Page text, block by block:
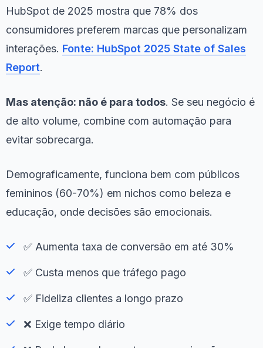
HubSpot de 2025 mostra que 78% dos
consumidores preferem marcas que personalizam
interações. Fonte: HubSpot 2025 State of Sales
Report.
Mas atenção: não é para todos. Se seu negócio é
de alto volume, combine com automação para
evitar sobrecarga.
Demograficamente, funciona bem com públicos
femininos (60-70%) em nichos como beleza e
educação, onde decisões são emocionais.
✅ Aumenta taxa de conversão em até 30%
✅ Custa menos que tráfego pago
✅ Fideliza clientes a longo prazo
❌ Exige tempo diário